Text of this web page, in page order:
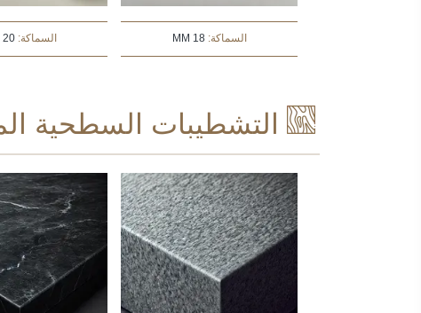
السماكة:18 MM السماكة:20 MM
التشطيبات السطحية